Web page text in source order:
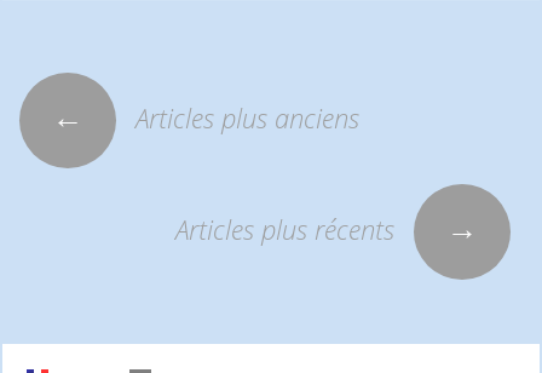
justice
selon
Kafka,
Dalloz,
Navigation
← Articles plus anciens
Articles plus récents →